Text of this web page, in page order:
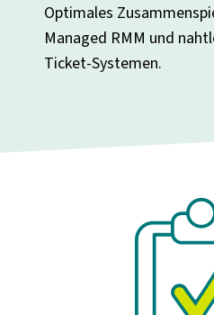
Optimales
Managed RMM und
Ticket-Systemen.